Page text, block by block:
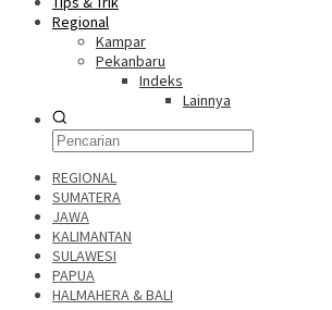
Regional
Kampar
Pekanbaru
Indeks
Lainnya
REGIONAL
SUMATERA
JAWA
KALIMANTAN
SULAWESI
PAPUA
HALMAHERA & BALI